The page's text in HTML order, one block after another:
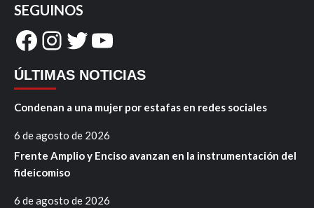
SEGUINOS
Facebook
Instagram
Twitter
YouTube
ÚLTIMAS NOTICIAS
Condenan a una mujer por estafas en redes sociales
6 de agosto de 2026
Frente Amplio y Enciso avanzan en la instrumentación del
fideicomiso
6 de agosto de 2026